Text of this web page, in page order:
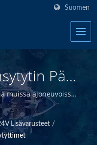
Suomen
Pää
| Meren
Meren
muissa ajoneuvoissa
Marine - meren
Taiwanissa.
Lisävarusteet /